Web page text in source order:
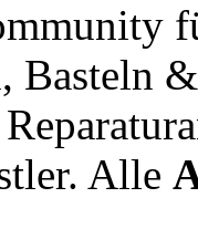
Basteln
Alle